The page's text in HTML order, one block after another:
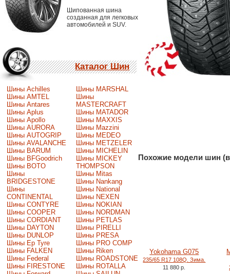
Шипованная шина
созданная для легковых
автомобилей и SUV.
Каталог Шин
Шины Achilles
Шины AMTEL
Шины Antares
Шины Aplus
Шины Apollo
Шины AURORA
Шины AUTOGRIP
Шины AVALANCHE
Шины BARUM
Шины BFGoodrich
Шины BOTO
Шины
BRIDGESTONE
Шины
CONTINENTAL
Шины CONTYRE
Шины COOPER
Шины CORDIANT
Шины DAYTON
Шины DUNLOP
Шины Ep Tyre
Шины FALKEN
Шины Federal
Шины FIRESTONE
Шины MARSHAL
Шины
MASTERCRAFT
Шины MATADOR
Шины MAXXIS
Шины Mazzini
Шины MEDEO
Шины METZELER
Шины MICHELIN
Шины MICKEY
THOMPSON
Шины Mitas
Шины Nankang
Шины National
Шины NEXEN
Шины NOKIAN
Шины NORDMAN
Шины PETLAS
Шины PIRELLI
Шины PRESA
Шины PRO COMP
Шины Riken
Шины ROADSTONE
Шины ROTALLA
Похожие модели шин
Yokohama G075
235/65 R17 108Q. Зима.
11 880 р.